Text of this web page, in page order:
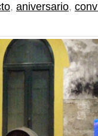
, aniversario,